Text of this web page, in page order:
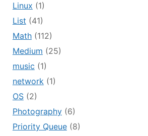
Linux (1)
List (41)
Math(112)
Medium (25)
music (1)
network(1)
OS(2)
Photography(6)
Priority Queue(8)